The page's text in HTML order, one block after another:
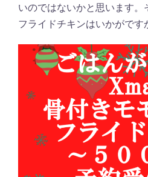
いのではないかと思います
フライドチキンはいかがです